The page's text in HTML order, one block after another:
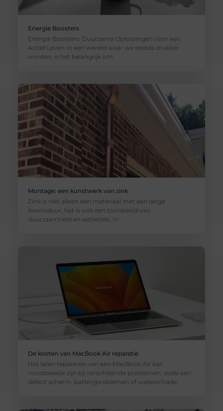
Energie Boosters
Energie Boosters: Duurzame Oplossingen voor een
Actief Leven In een wereld waar we steeds drukker
worden, is het belangrijk om
Montage: een kunstwerk van zink
Zink is niet alleen een materiaal met een lange
levensduur; het is ook een toonbeeld van
duurzaamheid en esthetiek. In
De kosten van MacBook Air reparatie
Het laten repareren van een MacBook Air kan
noodzakelijk zijn bij verschillende problemen, zoals een
defect scherm, batterijproblemen of waterschade.